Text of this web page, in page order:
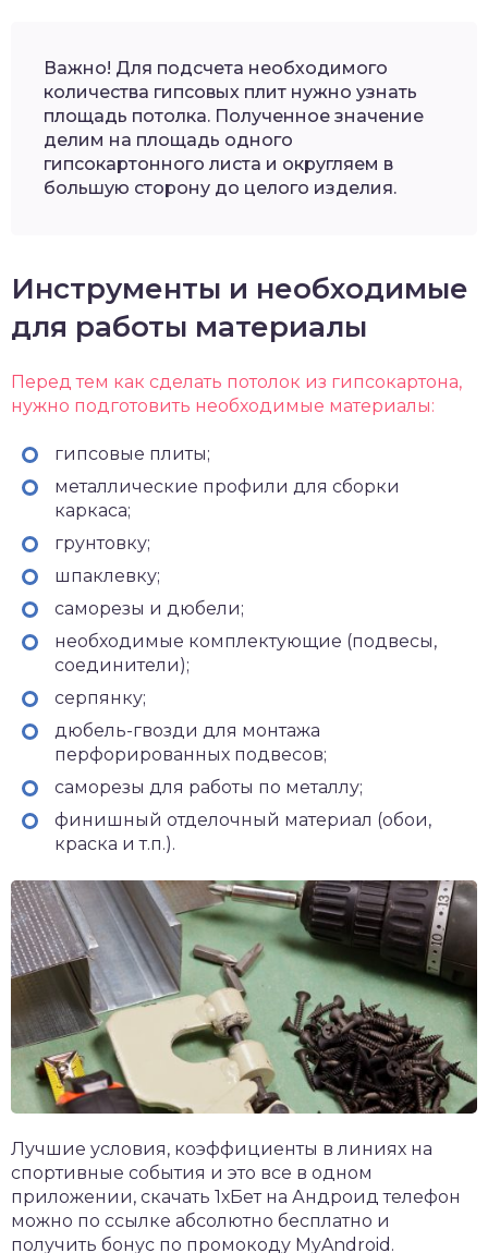
Важно! Для подсчета необходимого
количества гипсовых плит нужно узнать
площадь потолка. Полученное значение
делим на площадь одного
гипсокартонного листа и округляем в
большую сторону до целого изделия.
Инструменты и необходимые
для работы материалы
Перед тем как сделать потолок из гипсокартона,
нужно подготовить необходимые материалы:
гипсовые плиты;
металлические профили для сборки
каркаса;
грунтовку;
шпаклевку;
саморезы и дюбели;
необходимые комплектующие (подвесы,
соединители);
серпянку;
дюбель-гвозди для монтажа
перфорированных подвесов;
саморезы для работы по металлу;
финишный отделочный материал (обои,
краска и т.п.).
Лучшие условия, коэффициенты в линиях на
спортивные события и это все в одном
приложении, скачать 1хБет на Андроид телефон
можно по ссылке абсолютно бесплатно и
получить бонус по промокоду MyAndroid.